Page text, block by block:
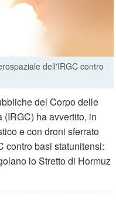
dell'IRGC contro
del Corpo delle
ha avvertito, in
e con droni sferrato
contro basi statunitensi:
lo Stretto di Hormuz